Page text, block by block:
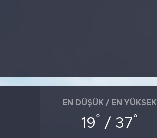
EN DÜŞÜK / EN YÜKSEK
19° / 37°